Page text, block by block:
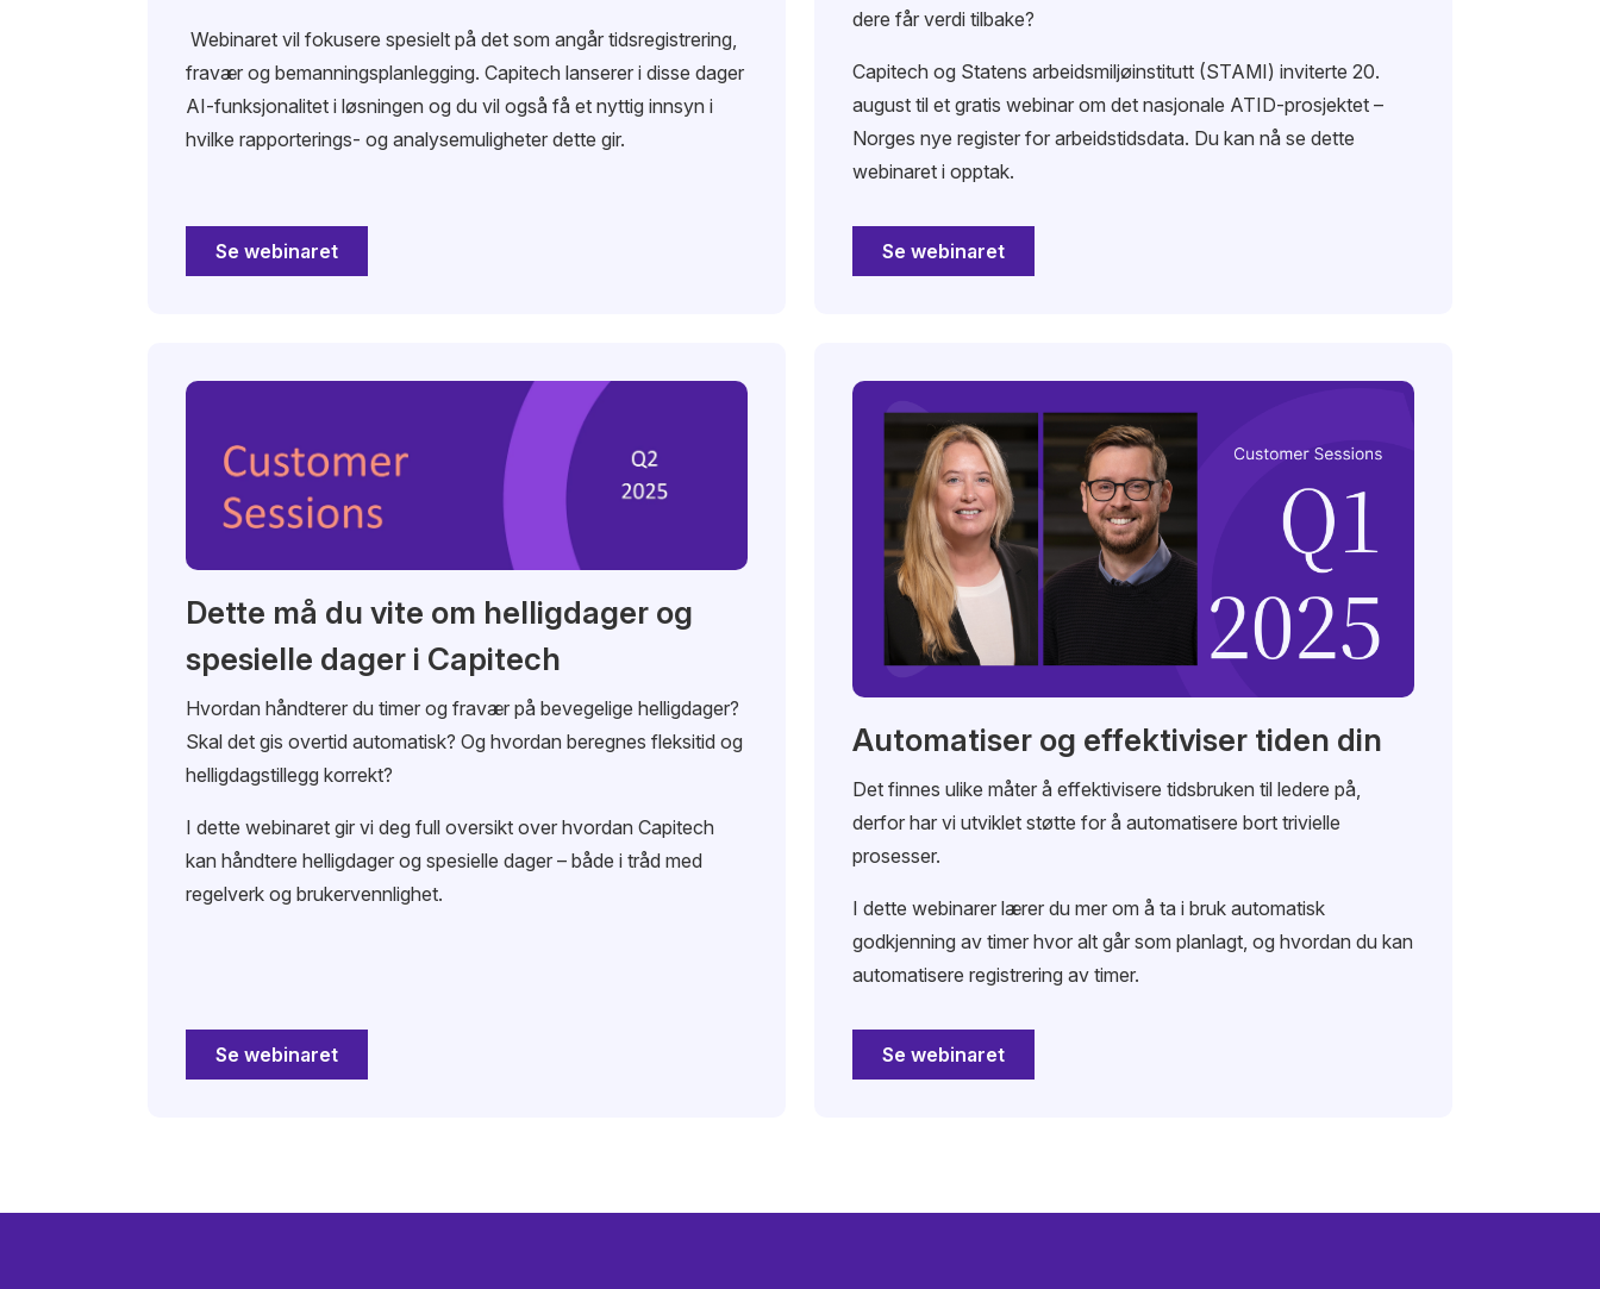
Webinaret vil fokusere spesielt på det som angår tidsregistrering,
fravær og bemanningsplanlegging. Capitech lanserer i disse dager
AI-funksjonalitet i løsningen og du vil også få et nyttig innsyn i
hvilke rapporterings- og analysemuligheter dette gir.
Se webinaret
dere får verdi tilbake?
Capitech og Statens arbeidsmiljøinstitutt (STAMI) inviterte 20.
august til et gratis webinar om det nasjonale ATID-prosjektet –
Norges nye register for arbeidstidsdata. Du kan nå se dette
webinaret i opptak.
Se webinaret
Dette må du vite om helligdager og
spesielle dager i Capitech
Hvordan håndterer du timer og fravær på bevegelige helligdager?
Skal det gis overtid automatisk? Og hvordan beregnes fleksitid og
helligdagstillegg korrekt?
I dette webinaret gir vi deg full oversikt over hvordan Capitech
kan håndtere helligdager og spesielle dager – både i tråd med
regelverk og brukervennlighet.
Se webinaret
Automatiser og effektiviser tiden din
Det finnes ulike måter å effektivisere tidsbruken til ledere på,
derfor har vi utviklet støtte for å automatisere bort trivielle
prosesser.
I dette webinarer lærer du mer om å ta i bruk automatisk
godkjenning av timer hvor alt går som planlagt, og hvordan du kan
automatisere registrering av timer.
Se webinaret